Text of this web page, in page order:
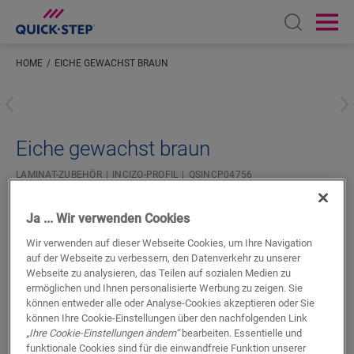
Open
HOME EICHE GEWACHST BRAUN
Eiche gewachst braun
LAMINAT-ZUBEHÖR INCIZO-PROFIL QSINCP04756
SUCHE
Produkteigenschaften
Ja ... Wir verwenden Cookies
Wir verwenden auf dieser Webseite Cookies, um Ihre Navigation
auf der Webseite zu verbessern, den Datenverkehr zu unserer
Webseite zu analysieren, das Teilen auf sozialen Medien zu
ermöglichen und Ihnen personalisierte Werbung zu zeigen. Sie
können entweder alle oder Analyse-Cookies akzeptieren oder Sie
können Ihre Cookie-Einstellungen über den nachfolgenden Link
„Ihre Cookie-Einstellungen ändern“bearbeiten. Essentielle und
funktionale Cookies sind für die einwandfreie Funktion unserer